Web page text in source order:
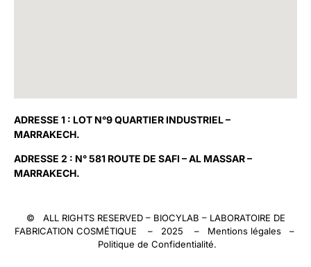
ADRESSE 1 : LOT N°9 QUARTIER INDUSTRIEL –
MARRAKECH.
ADRESSE 2 : N° 581 ROUTE DE SAFI – AL MASSAR –
MARRAKECH.
© ALL RIGHTS RESERVED – BIOCYLAB – LABORATOIRE DE
FABRICATION COSMÉTIQUE – 2025 – Mentions légales–
Politique de Confidentialité.